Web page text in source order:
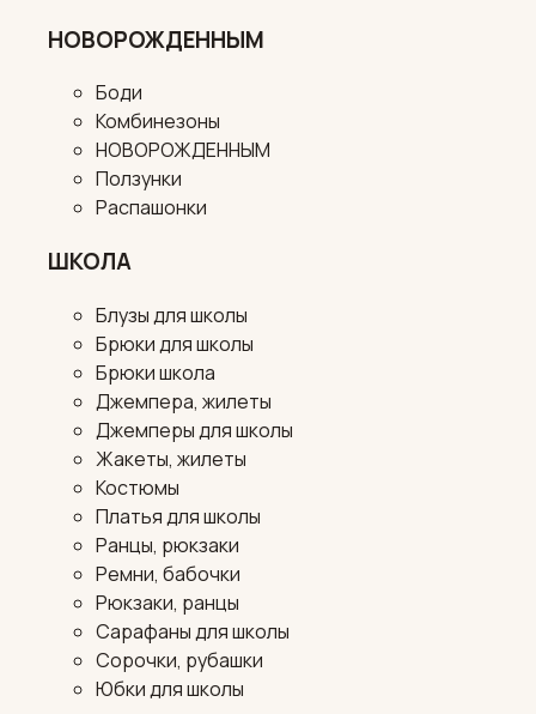
НОВОРОЖДЕННЫМ
Боди
Комбинезоны
НОВОРОЖДЕННЫМ
Ползунки
Распашонки
ШКОЛА
Блузы для школы
Брюки для школы
Брюки школа
Джемпера, жилеты
Джемперы для школы
Жакеты, жилеты
Костюмы
Платья для школы
Ранцы, рюкзаки
Ремни, бабочки
Рюкзаки, ранцы
Сарафаны для школы
Сорочки, рубашки
Юбки для школы